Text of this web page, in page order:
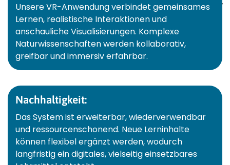
Unsere VR-Anwendung verbindet gemeinsames
Lernen, realistische Interaktionen und
anschauliche Visualisierungen. Komplexe
Naturwissenschaften werden kollaborativ,
greifbar und immersiv erfahrbar.
Nachhaltigkeit:
Das System ist erweiterbar, wiederverwendbar
und ressourcenschonend. Neue Lerninhalte
können flexibel ergänzt werden, wodurch
langfristig ein digitales, vielseitig einsetzbares